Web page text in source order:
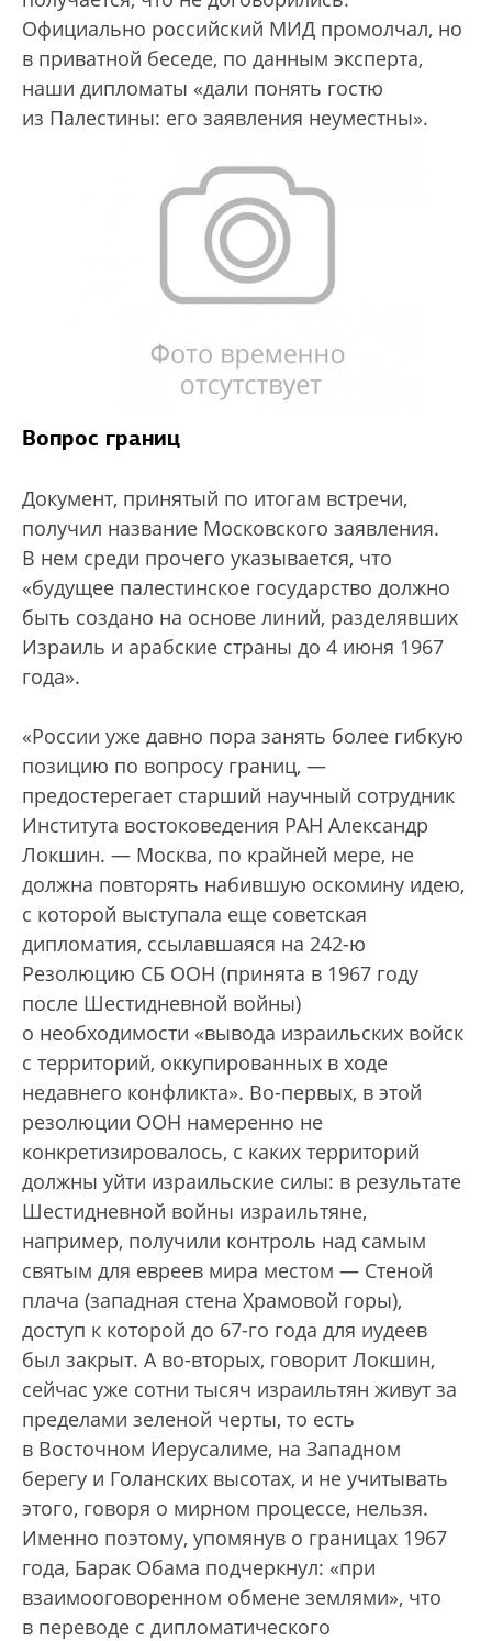
Официально российский МИД промолчал, но
в приватной беседе, по данным эксперта,
наши дипломаты «дали понять гостю
из Палестины: его заявления неуместны».
Вопрос границ
Документ, принятый по итогам встречи,
получил название Московского заявления.
В нем среди прочего указывается, что
«будущее палестинское государство должно
быть создано на основе линий, разделявших
Израиль и арабские страны до 4 июня 1967
года».
«России уже давно пора занять более гибкую
позицию по вопросу границ, —
предостерегает cтарший научный сотрудник
Института востоковедения РАН Александр
Локшин. — Москва, по крайней мере, не
должна повторять набившую оскомину идею,
с которой выступала еще советская
дипломатия, ссылавшаяся на 242-ю
Резолюцию СБ ООН (принята в 1967 году
после Шестидневной войны)
о необходимости «вывода израильских войск
с территорий, оккупированных в ходе
недавнего конфликта». Во-первых, в этой
резолюции ООН намеренно не
конкретизировалось, с каких территорий
должны уйти израильские силы: в результате
Шестидневной войны израильтяне,
например, получили контроль над самым
святым для евреев мира местом — Стеной
плача (западная стена Храмовой горы),
доступ к которой до 67-го года для иудеев
был закрыт. А во-вторых, говорит Локшин,
сейчас уже сотни тысяч израильтян живут за
пределами зеленой черты, то есть
в Восточном Иерусалиме, на Западном
берегу и Голанских высотах, и не учитывать
этого, говоря о мирном процессе, нельзя.
Именно поэтому, упомянув о границах 1967
года, Барак Обама подчеркнул: «при
взаимооговоренном обмене землями», что
в переводе с дипломатического